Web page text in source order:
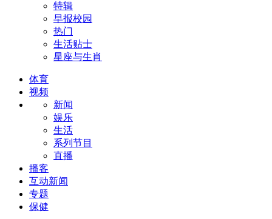
特辑
早报校园
热门
生活贴士
星座与生肖
体育
视频
新闻
娱乐
生活
系列节目
直播
播客
互动新闻
专题
保健